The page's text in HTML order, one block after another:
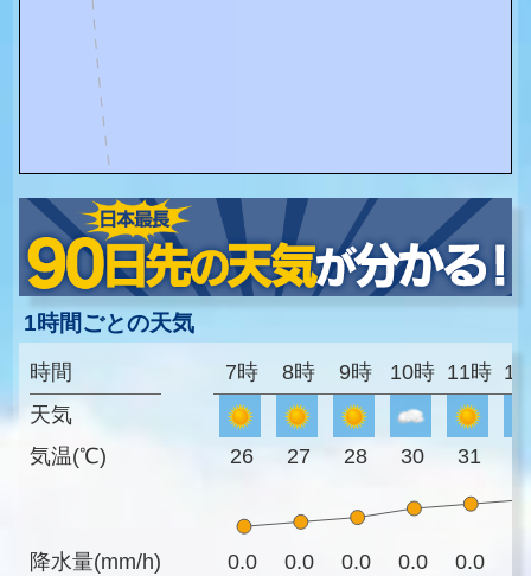
1時間ごとの天気
時間
天気
気温(℃)
降水量(mm/h)
7時 8時 9時 10時 11時
26 27 28 30 31
0.0 0.0 0.0 0.0 0.0